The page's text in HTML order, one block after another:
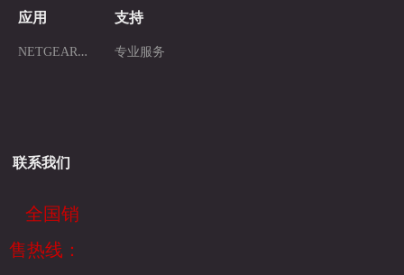
联系我们
全国销
售热线：
应用
N
ETGEAR AV
支持
专业服务